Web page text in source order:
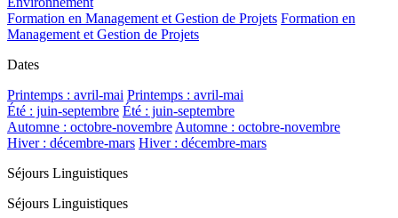
Formation en Management et Gestion de Projets Formation en
Management et Gestion de Projets
Dates
Printemps : avril-mai Printemps : avril-mai
Été : juin-septembre Été : juin-septembre
Automne : octobre-novembre Automne : octobre-novembre
Hiver : décembre-mars Hiver : décembre-mars
Séjours Linguistiques
Séjours Linguistiques